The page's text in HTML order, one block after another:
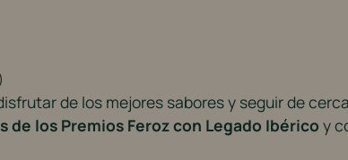
de los mejores sabores y seguir de
de los Premios Feroz con Legado Ibérico y